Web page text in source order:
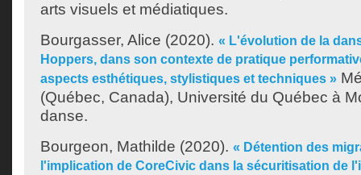
arts visuels et médiatiques.
Bourgasser, Alice (2020). « L'évolution de la
Hoppers, dans son contexte de pratique
aspects esthétiques, stylistiques et techniques »
(Québec, Canada), Université du Québec à
danse.
Bourgeon, Mathilde (2020). « Détention des
l'implication de CoreCivic dans la sécuritisation de